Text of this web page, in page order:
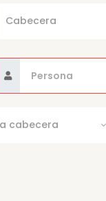
Cabecera
cabecera